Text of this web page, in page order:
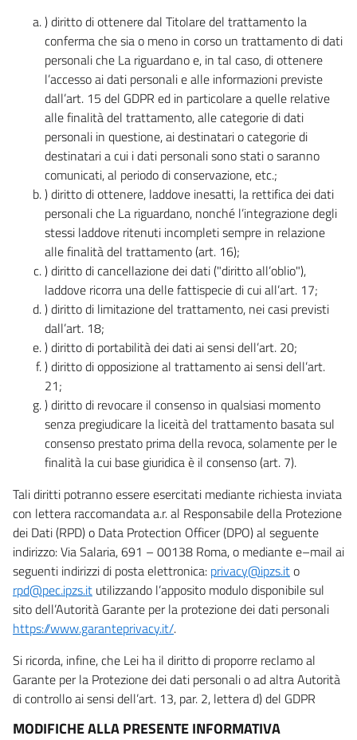
) diritto di ottenere dal Titolare del trattamento la
conferma che sia o meno in corso un trattamento di dati
personali che La riguardano e, in tal caso, di ottenere
l’accesso ai dati personali e alle informazioni previste
dall’art. 15 del GDPR ed in particolare a quelle relative
alle finalità del trattamento, alle categorie di dati
personali in questione, ai destinatari o categorie di
destinatari a cui i dati personali sono stati o saranno
comunicati, al periodo di conservazione, etc.;
) diritto di ottenere, laddove inesatti, la rettifica dei dati
personali che La riguardano, nonché l’integrazione degli
stessi laddove ritenuti incompleti sempre in relazione
alle finalità del trattamento (art. 16);
) diritto di cancellazione dei dati ("diritto all’oblio"),
laddove ricorra una delle fattispecie di cui all’art. 17;
) diritto di limitazione del trattamento, nei casi previsti
dall’art. 18;
) diritto di portabilità dei dati ai sensi dell’art. 20;
) diritto di opposizione al trattamento ai sensi dell’art.
21;
) diritto di revocare il consenso in qualsiasi momento
senza pregiudicare la liceità del trattamento basata sul
consenso prestato prima della revoca, solamente per le
finalità la cui base giuridica è il consenso (art. 7).
Tali diritti potranno essere esercitati mediante richiesta inviata
con lettera raccomandata a.r. al Responsabile della Protezione
dei Dati (RPD) o Data Protection Officer (DPO) al seguente
indirizzo: Via Salaria, 691 – 00138 Roma, o mediante e–mail ai
seguenti indirizzi di posta elettronica: privacy@ipzs.ito
rpd@pec.ipzs.it utilizzando l’apposito modulo disponibile sul
sito dell’Autorità Garante per la protezione dei dati personali
https://www.garanteprivacy.it/.
Si ricorda, infine, che Lei ha il diritto di proporre reclamo al
Garante per la Protezione dei dati personali o ad altra Autorità
di controllo ai sensi dell’art. 13, par. 2, lettera d) del GDPR
MODIFICHE ALLA PRESENTE INFORMATIVA